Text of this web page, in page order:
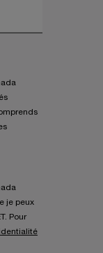
je peux
Pour